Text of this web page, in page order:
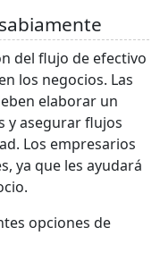
del flujo de efectivo
los negocios. Las
elaborar un
y asegurar flujos
Los empresarios
ya que les ayudará
opciones de